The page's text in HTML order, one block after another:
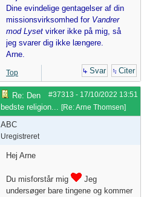
Dine evindelige gentagelser af din
missionsvirksomhed for Vandrer
mod Lyset virker ikke på mig, så
jeg svarer dig ikke længere.
Arne.
Top Svar Citer
#37313 - 17/10/2022 13:51
Re: Den
bedste religion... [Re: Arne Thomsen]
ABC
Uregistreret
Hej Arne
Du misforstår mig
Jeg
undersøger bare tingene og kommer